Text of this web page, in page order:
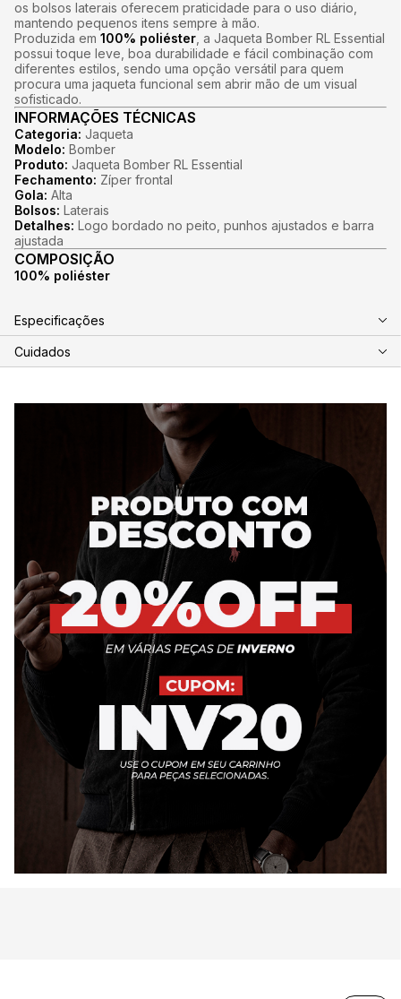
os bolsos laterais oferecem praticidade para o uso diário,
mantendo pequenos itens sempre à mão.
Produzida em 100% poliéster , a Jaqueta Bomber RL Essential
possui toque leve, boa durabilidade e fácil combinação com
diferentes estilos, sendo uma opção versátil para quem
procura uma jaqueta funcional sem abrir mão de um visual
sofisticado.
INFORMAÇÕES TÉCNICAS
Categoria: Jaqueta
Modelo: Bomber
Produto: Jaqueta Bomber RL Essential
Fechamento: Zíper frontal
Gola: Alta
Bolsos: Laterais
Detalhes: Logo bordado no peito, punhos ajustados e barra
ajustada
COMPOSIÇÃO
100% poliéster
Especificações
Cuidados